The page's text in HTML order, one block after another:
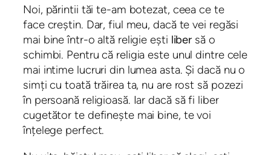
Noi, părintii tăi te-am botezat, ceea ce te
face creștin. Dar, fiul meu, dacă te vei regăsi
mai bine într-o altă religie ești liber să o
schimbi. Pentru că religia este unul dintre cele
mai intime lucruri din lumea asta. Și dacă nu o
simți cu toată trăirea ta, nu are rost să pozezi
în persoană religioasă. Iar dacă să fi liber
cugetător te definește mai bine, te voi
înțelege perfect.